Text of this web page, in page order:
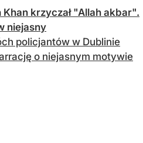
krzyczał "Allah akbar".
niejasny
policjantów w Dublinie
o niejasnym motywie